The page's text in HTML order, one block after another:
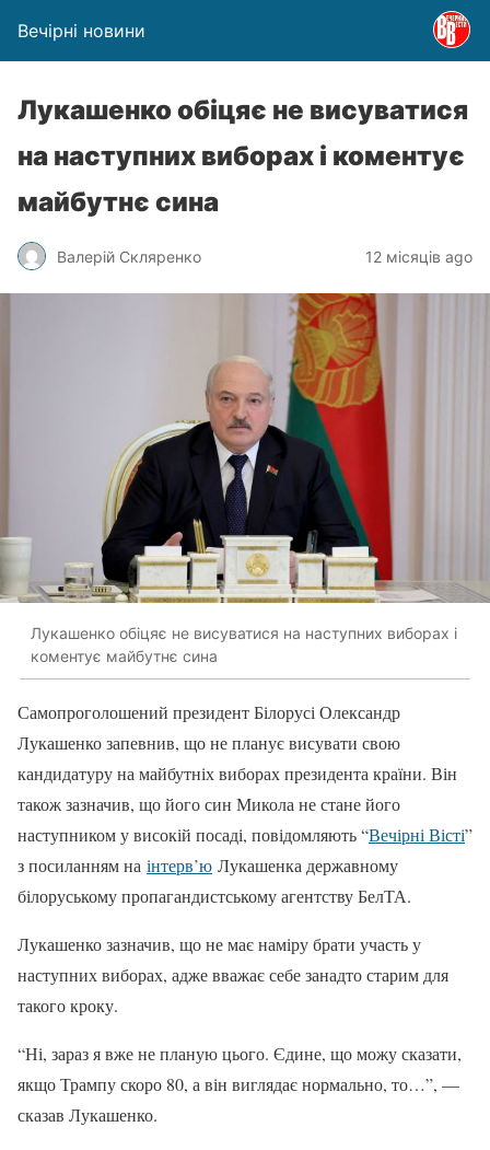
Вечірні новини
Лукашенко обіцяє не висуватися
на наступних виборах і коментує
майбутнє сина
Валерій Скляренко 12 місяців ago
Лукашенко обіцяє не висуватися на наступних виборах і
коментує майбутнє сина
Самопроголошений президент Білорусі Олександр
Лукашенко запевнив, що не планує висувати свою
кандидатуру на майбутніх виборах президента країни. Він
також зазначив, що його син Микола не стане його
наступником у високій посаді, повідомляють “Вечірні Вісті”
з посиланням на інтерв’ю Лукашенка державному
білоруському пропагандистському агентству БелТА.
Лукашенко зазначив, що не має наміру брати участь у
наступних виборах, адже вважає себе занадто старим для
такого кроку.
“Ні, зараз я вже не планую цього. Єдине, що можу сказати,
якщо Трампу скоро 80, а він виглядає нормально, то…”, —
сказав Лукашенко.